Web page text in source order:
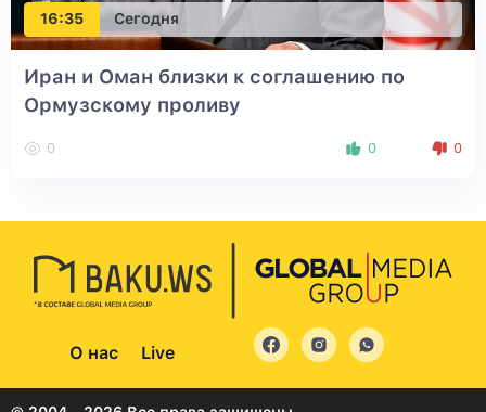
16:35 Сегодня
Иран и Оман близки к соглашению по
Ормузскому проливу
0 0 0
О нас Live